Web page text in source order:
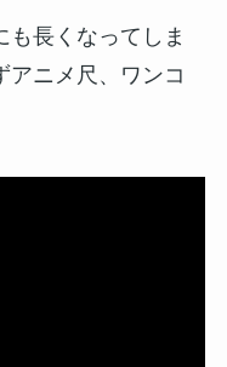
も長くなってしま
アニメ尺、ワンコ